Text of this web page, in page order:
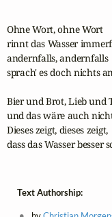
Ohne Wort, ohne Wort
rinnt das Wasser
andernfalls, andernfalls
sprach' es doch nichts
Bier und Brot, Lieb und
und das wäre auch
Dieses zeigt, dieses zeigt,
dass das Wasser besser
Text Authorship: